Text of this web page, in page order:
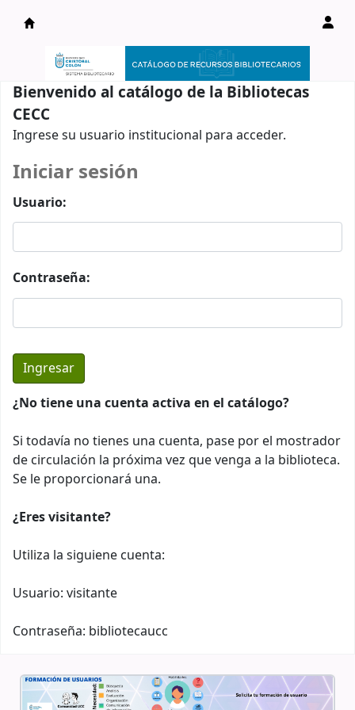
Catálogo en línea
Bienvenido al catálogo de la Bibliotecas
CECC
Ingrese su usuario institucional para acceder.
Iniciar sesión
Usuario:
Contraseña:
¿No tiene una cuenta activa en el catálogo?
Si todavía no tienes una cuenta, pase por el mostrador
de circulación la próxima vez que venga a la biblioteca.
Se le proporcionará una.
¿Eres visitante?
Utiliza la siguiene cuenta:
Usuario: visitante
Contraseña: bibliotecaucc